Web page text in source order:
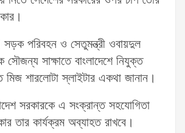
পরিবহন ও সেতুমন্ত্রী ওবায়দুল
সৌজন্য সাক্ষাতে বাংলাদেশে নিযুক্ত
মিজ শারলোটা স্লাইটার একথা জানান।
সরকারকে এ সংক্রান্ত সহযোগিতা
তার কার্যক্রম অব্যাহত রাখবে।